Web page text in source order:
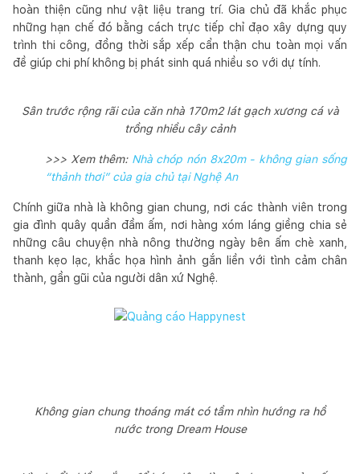
hoàn thiện cũng như vật liệu trang trí. Gia chủ đã khắc phục
những hạn chế đó bằng cách trực tiếp chỉ đạo xây dựng quy
trình thi công, đồng thời sắp xếp cẩn thận chu toàn mọi vấn
đề giúp chi phí không bị phát sinh quá nhiều so với dự tính.
Sân trước rộng rãi của căn nhà 170m2 lát gạch xương cá và
trồng nhiều cây cảnh
>>> Xem thêm: Nhà chóp nón 8x20m - không gian sống
“thảnh thơi” của gia chủ tại Nghệ An
Chính giữa nhà là không gian chung, nơi các thành viên trong
gia đình quây quần đầm ấm, nơi hàng xóm láng giềng chia sẻ
những câu chuyện nhà nông thường ngày bên ấm chè xanh,
thanh kẹo lạc, khắc họa hình ảnh gắn liền với tình cảm chân
thành, gần gũi của người dân xứ Nghệ.
Không gian chung thoáng mát có tầm nhìn hướng ra hồ
nước trong Dream House